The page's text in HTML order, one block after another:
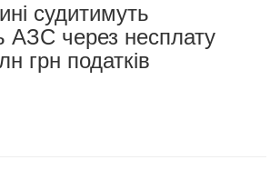
судитимуть
АЗС через несплату
грн податків